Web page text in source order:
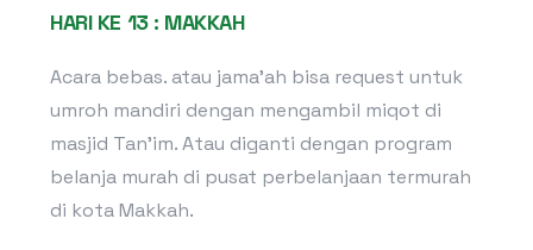
HARI KE 13 : MAKKAH
Acara bebas. atau jama’ah bisa request untuk
umroh mandiri dengan mengambil miqot di
masjid Tan’im. Atau diganti dengan program
belanja murah di pusat perbelanjaan termurah
di kota Makkah.